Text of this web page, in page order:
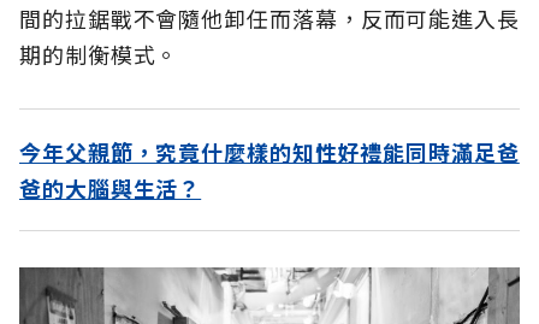
間的拉鋸戰不會隨他卸任而落幕，反而可能進入長
期的制衡模式。
今年父親節，究竟什麼樣的知性好禮能同時滿足爸
爸的大腦與生活？